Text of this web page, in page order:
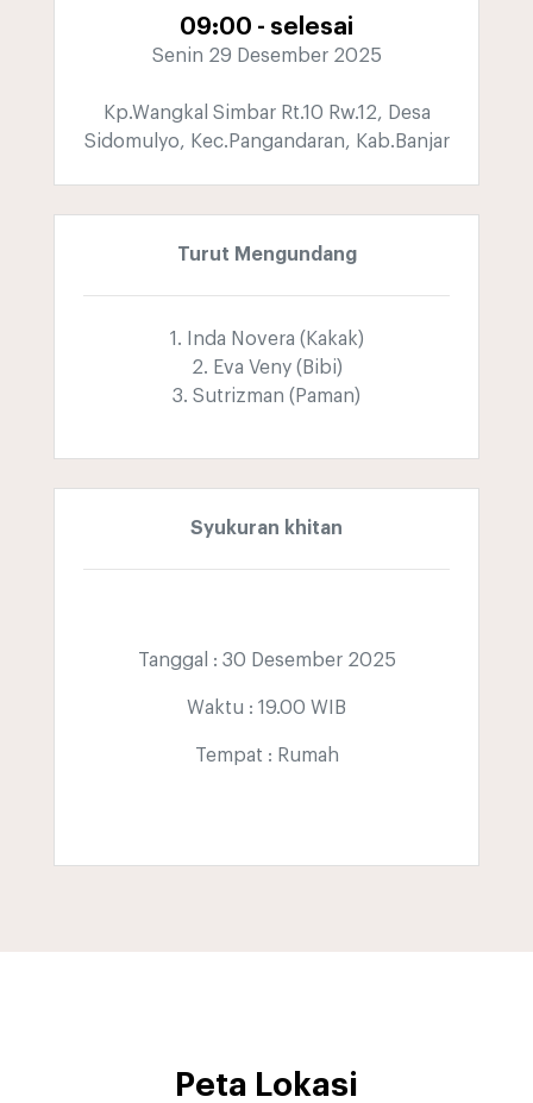
09:00 - selesai
Senin 29 Desember 2025
Kp.Wangkal Simbar Rt.10 Rw.12, Desa
Sidomulyo, Kec.Pangandaran, Kab.Banjar
Turut Mengundang
1. Inda Novera (Kakak)
2. Eva Veny (Bibi)
3. Sutrizman (Paman)
Syukuran khitan
Tanggal : 30 Desember 2025
Waktu : 19.00 WIB
Tempat : Rumah
Peta Lokasi